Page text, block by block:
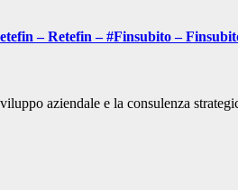
– Retefin – #Finsubito –
aziendale e la consulenza